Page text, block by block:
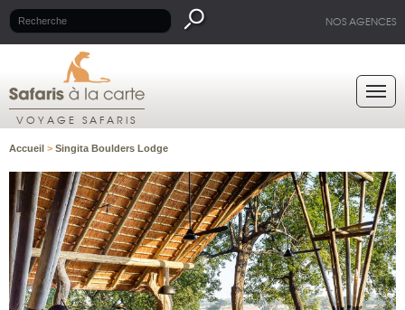
NOS AGENCES
VOYAGE SAFARIS
Accueil > Singita Boulders Lodge